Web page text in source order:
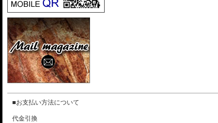
■お支払い方法について
代金引換